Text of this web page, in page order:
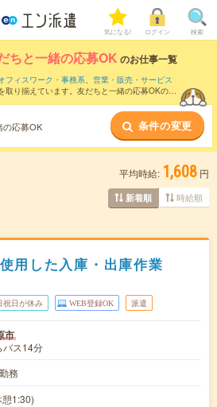
気になる! ログイン 検索
ちと一緒の応募OK のお仕事一覧
フィスワーク・事務系、 営業・販売・サービス
取り揃えています。友だちと一緒の応募OKの条
の応募OK 条件の変更
平均時給: 1,608 円
新着順 時給順
用した入庫・出庫作業
祝日が休み WEB登録OK 派遣
市
バス14分
務
1:30)